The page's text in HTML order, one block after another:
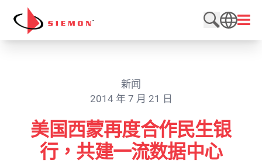
跳至内容
搜索网站
打开
SEARCH
新闻
2014 年 7 月 21 日
美国西蒙再度合作民生银
行，共建一流数据中心